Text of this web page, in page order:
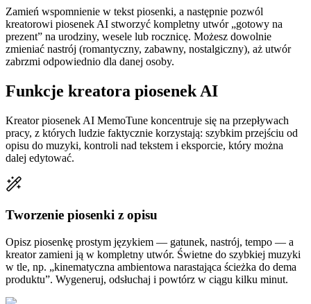
Zamień wspomnienie w tekst piosenki, a następnie pozwól
kreatorowi piosenek AI stworzyć kompletny utwór „gotowy na
prezent” na urodziny, wesele lub rocznicę. Możesz dowolnie
zmieniać nastrój (romantyczny, zabawny, nostalgiczny), aż utwór
zabrzmi odpowiednio dla danej osoby.
Funkcje kreatora piosenek AI
Kreator piosenek AI MemoTune koncentruje się na przepływach
pracy, z których ludzie faktycznie korzystają: szybkim przejściu od
opisu do muzyki, kontroli nad tekstem i eksporcie, który można
dalej edytować.
Tworzenie piosenki z opisu
Opisz piosenkę prostym językiem — gatunek, nastrój, tempo — a
kreator zamieni ją w kompletny utwór. Świetne do szybkiej muzyki
w tle, np. „kinematyczna ambientowa narastająca ścieżka do dema
produktu”. Wygeneruj, odsłuchaj i powtórz w ciągu kilku minut.